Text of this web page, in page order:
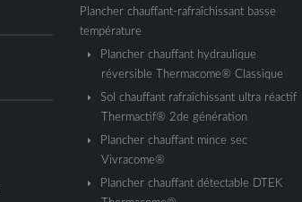
Plancher chauffant-rafraîchissant basse
température
Plancher chauffant hydraulique
réversible Thermacome® Classique
Sol chauffant rafraîchissant ultra réactif
Thermactif® 2de génération
Plancher chauffant mince sec
Vivracome®
Plancher chauffant détectable DTEK